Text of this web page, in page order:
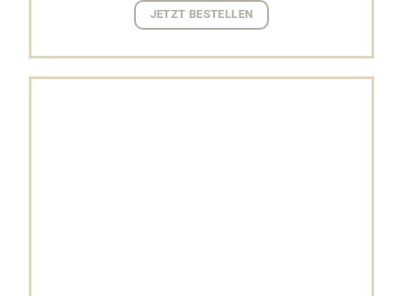
JETZT BESTELLEN